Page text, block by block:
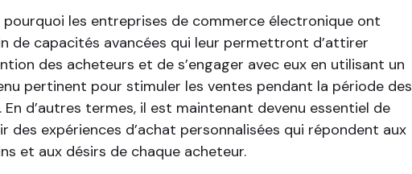
pourquoi les entreprises de commerce électronique ont
de capacités avancées qui leur permettront d’attirer
des acheteurs et de s’engager avec eux en utilisant un
pertinent pour stimuler les ventes pendant la période des
En d’autres termes, il est maintenant devenu essentiel de
des expériences d’achat personnalisées qui répondent aux
et aux désirs de chaque acheteur.